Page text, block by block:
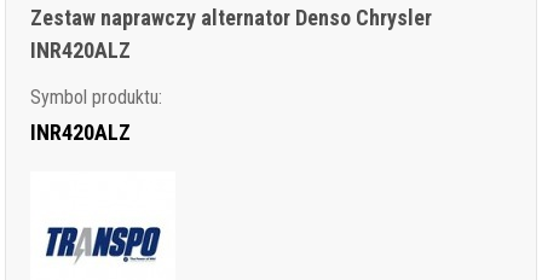
Zestaw naprawczy alternator Denso Chrysler
INR420ALZ
Symbol produktu:
INR420ALZ